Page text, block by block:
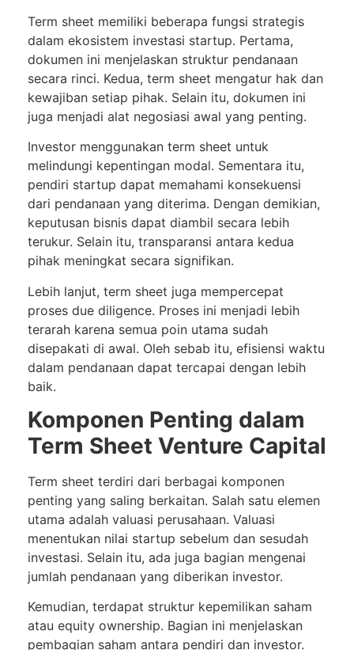
Term sheet memiliki beberapa fungsi strategis
dalam ekosistem investasi startup. Pertama,
dokumen ini menjelaskan struktur pendanaan
secara rinci. Kedua, term sheet mengatur hak dan
kewajiban setiap pihak. Selain itu, dokumen ini
juga menjadi alat negosiasi awal yang penting.
Investor menggunakan term sheet untuk
melindungi kepentingan modal. Sementara itu,
pendiri startup dapat memahami konsekuensi
dari pendanaan yang diterima. Dengan demikian,
keputusan bisnis dapat diambil secara lebih
terukur. Selain itu, transparansi antara kedua
pihak meningkat secara signifikan.
Lebih lanjut, term sheet juga mempercepat
proses due diligence. Proses ini menjadi lebih
terarah karena semua poin utama sudah
disepakati di awal. Oleh sebab itu, efisiensi waktu
dalam pendanaan dapat tercapai dengan lebih
baik.
Komponen Penting dalam
Term Sheet Venture Capital
Term sheet terdiri dari berbagai komponen
penting yang saling berkaitan. Salah satu elemen
utama adalah valuasi perusahaan. Valuasi
menentukan nilai startup sebelum dan sesudah
investasi. Selain itu, ada juga bagian mengenai
jumlah pendanaan yang diberikan investor.
Kemudian, terdapat struktur kepemilikan saham
atau equity ownership. Bagian ini menjelaskan
pembagian saham antara pendiri dan investor.